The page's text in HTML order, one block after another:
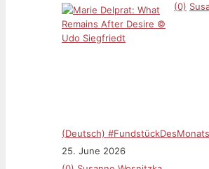
(0)
(Deutsch)
25. June 2026